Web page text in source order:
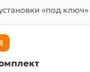
«под ключ»